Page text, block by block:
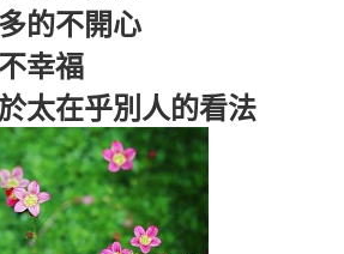
的不開心
幸福
太在乎別人的看法